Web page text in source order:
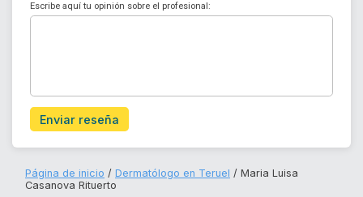
Escribe aquí tu opinión sobre el profesional:
Enviar reseña
Página de inicio Dermatólogo en Teruel
Maria Luisa
Casanova Rituerto